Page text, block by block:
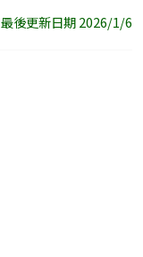
最後更新日期 2026/1/6